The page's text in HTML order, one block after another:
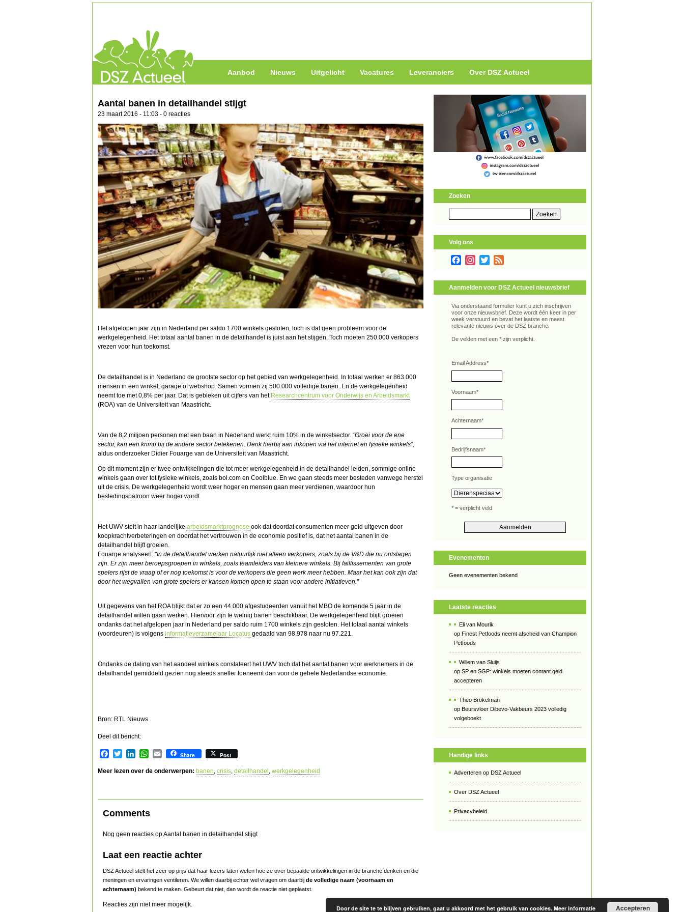
Aanbod Nieuws Uitgelicht Vacatures Leveranciers Over DSZ Actueel
Aantal banen in detailhandel stijgt
23 maart 2016 - 11:03 - 0 reacties
Het afgelopen jaar zijn in Nederland per saldo 1700 winkels gesloten, toch is dat geen probleem voor de
werkgelegenheid. Het totaal aantal banen in de detailhandel is juist aan het stijgen. Toch moeten 250.000 verkopers
vrezen voor hun toekomst.
De detailhandel is in Nederland de grootste sector op het gebied van werkgelegenheid. In totaal werken er 863.000
mensen in een winkel, garage of webshop. Samen vormen zij 500.000 volledige banen. En de werkgelegenheid
neemt toe met 0,8% per jaar. Dat is gebleken uit cijfers van het Researchcentrum voor Onderwijs en Arbeidsmarkt
(ROA) van de Universiteit van Maastricht.
Van de 8,2 miljoen personen met een baan in Nederland werkt ruim 10% in de winkelsector. “Groei voor de ene
sector, kan een krimp bij de andere sector betekenen. Denk hierbij aan inkopen via het internet en fysieke winkels”,
aldus onderzoeker Didier Fouarge van de Universiteit van Maastricht.
Op dit moment zijn er twee ontwikkelingen die tot meer werkgelegenheid in de detailhandel leiden, sommige online
winkels gaan over tot fysieke winkels, zoals bol.com en Coolblue. En we gaan steeds meer besteden vanwege herstel
uit de crisis. De werkgelegenheid wordt weer hoger en mensen gaan meer verdienen, waardoor hun
bestedingspatroon weer hoger wordt
Het UWV stelt in haar landelijke arbeidsmarktprognose ook dat doordat consumenten meer geld uitgeven door
koopkrachtverbeteringen en doordat het vertrouwen in de economie positief is, dat het aantal banen in de
detailhandel blijft groeien.
Fouarge analyseert: “In de detailhandel werken natuurlijk niet alleen verkopers, zoals bij de V&D die nu ontslagen
zijn. Er zijn meer beroepsgroepen in winkels, zoals teamleiders van kleinere winkels. Bij faillissementen van grote
spelers rijst de vraag of er nog toekomst is voor de verkopers die geen werk meer hebben. Maar het kan ook zijn dat
door het wegvallen van grote spelers er kansen komen open te staan voor andere initiatieven.”
Uit gegevens van het ROA blijkt dat er zo een 44.000 afgestudeerden vanuit het MBO de komende 5 jaar in de
detailhandel willen gaan werken. Hiervoor zijn te weinig banen beschikbaar. De werkgelegenheid blijft groeien
ondanks dat het afgelopen jaar in Nederland per saldo ruim 1700 winkels zijn gesloten. Het totaal aantal winkels
(voordeuren) is volgens informatieverzamelaar Locatus gedaald van 98.978 naar nu 97.221.
Ondanks de daling van het aandeel winkels constateert het UWV toch dat het aantal banen voor werknemers in de
detailhandel gemiddeld gezien nog steeds sneller toeneemt dan voor de gehele Nederlandse economie.
Bron: RTL Nieuws
Deel dit bericht:
Facebook
TwitterLinkedInWhatsApp
EmailShare Post
Meer lezen over de onderwerpen: banen, crisis, detailhandel , werkgelegenheid
Comments
Nog geen reacties op Aantal banen in detailhandel stijgt
Laat een reactie achter
DSZ Actueel stelt het zeer op prijs dat haar lezers laten weten hoe ze over bepaalde ontwikkelingen in de branche denken en die
meningen en ervaringen ventileren. We willen daarbij echter wel vragen om daarbij de volledige naam (voornaam en
achternaam) bekend te maken. Gebeurt dat niet, dan wordt de reactie niet geplaatst.
Reacties zijn niet meer mogelijk.
Zoeken
naar:
Volg ons
FacebookInstagram
Twitter
Aanmelden voor DSZ Actueel nieuwsbrief
Via onderstaand formulier kunt u zich inschrijven
voor onze nieuwsbrief. Deze wordt één keer in per
week verstuurd en bevat het laatste en meest
relevante nieuws over de DSZ branche.
De velden met een * zijn verplicht.
Email Address*
Voornaam*
Achternaam*
Bedrijfsnaam*
Type organisatie
* = verplicht veld
Evenementen
Geen evenementen bekend
Laatste reacties
Eli van Mourik
op Finest Petfoods neemt afscheid van Champion
Petfoods
Willem van Sluijs
op SP en SGP: winkels moeten contant geld
accepteren
Theo Brokelman
op Beursvloer Dibevo-Vakbeurs 2023 volledig
volgeboekt
Handige links
Adverteren op DSZ Actueel
Over DSZ Actueel
Privacybeleid
Door de site te te blijven gebruiken, gaat u akkoord met het gebruik van cookies. Meer informatie Accepteren